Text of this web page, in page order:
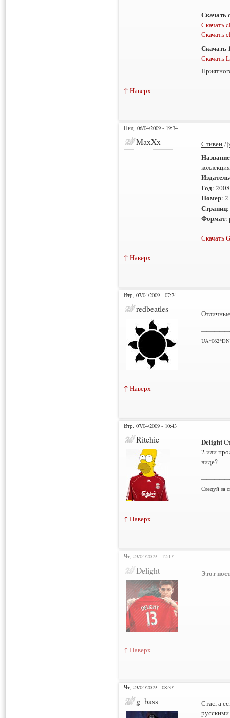
Скачать
Скачать
Скачать
Скачать
Скачать
↑ Наверх
Пнд, 06/04/2009 - 19:34
MaxXx Стивен
Название
Год: 2008
Номер: 2
Страниц
Формат:
Скачать
↑ Наверх
Втр, 07/04/2009 - 07:24
redbeatles
UA*062*DN
↑ Наверх
Втр, 07/04/2009 - 10:43
Ritchie Delight
2 или
виде?
Следуй за
↑ Наверх
Чт, 23/04/2009 - 12:17
Delight Этот
↑ Наверх
Чт, 23/04/2009 - 08:37
g_bass
Стас, а